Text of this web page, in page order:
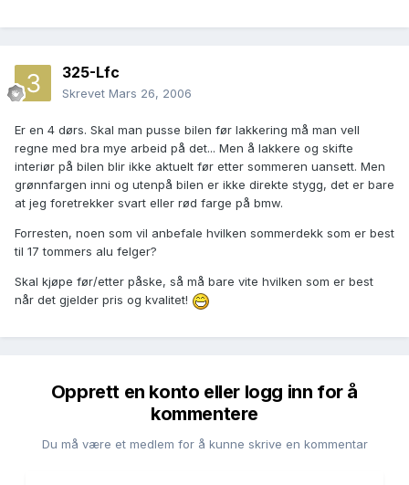
325-Lfc
Skrevet Mars 26, 2006
Er en 4 dørs. Skal man pusse bilen før lakkering må man vell
regne med bra mye arbeid på det... Men å lakkere og skifte
interiør på bilen blir ikke aktuelt før etter sommeren uansett. Men
grønnfargen inni og utenpå bilen er ikke direkte stygg, det er bare
at jeg foretrekker svart eller rød farge på bmw.
Forresten, noen som vil anbefale hvilken sommerdekk som er best
til 17 tommers alu felger?
Skal kjøpe før/etter påske, så må bare vite hvilken som er best
når det gjelder pris og kvalitet!
Opprett en konto eller logg inn for å
kommentere
Du må være et medlem for å kunne skrive en kommentar